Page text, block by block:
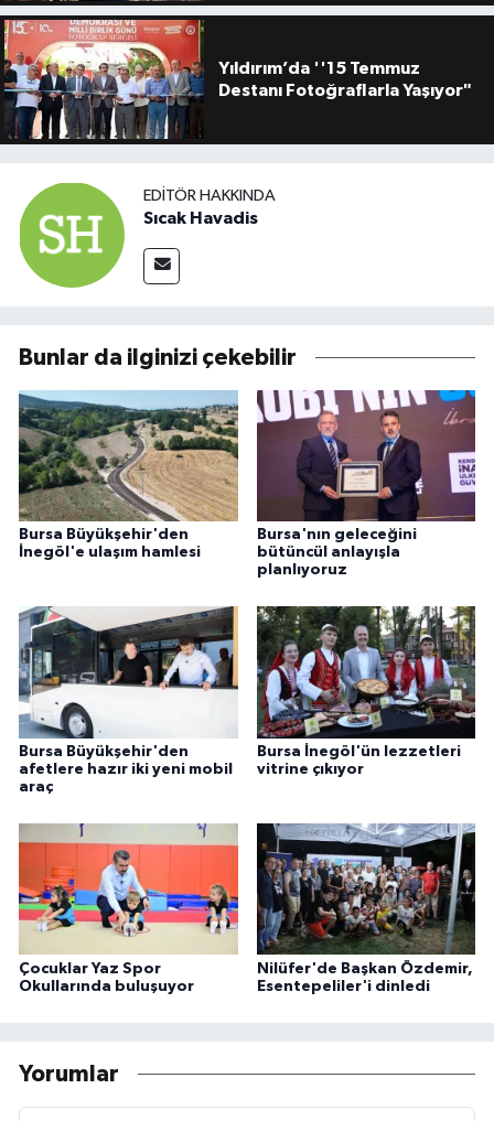
Yıldırım’da ''15 Temmuz
Destanı Fotoğraflarla Yaşıyor"
EDITÖR HAKKINDA
Sıcak Havadis
Bunlar da ilginizi çekebilir
Bursa Büyükşehir'den
İnegöl'e ulaşım hamlesi
Bursa'nın geleceğini
bütüncül anlayışla
planlıyoruz
Bursa Büyükşehir'den
afetlere hazır iki yeni mobil
araç
Bursa İnegöl'ün lezzetleri
vitrine çıkıyor
Çocuklar Yaz Spor
Okullarında buluşuyor
Nilüfer'de Başkan Özdemir,
Esentepeliler'i dinledi
Yorumlar